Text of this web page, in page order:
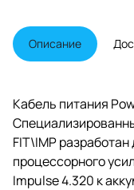
Описание
Кабель питания
FIT\IMP
процессорного
Impulse 4.320 к